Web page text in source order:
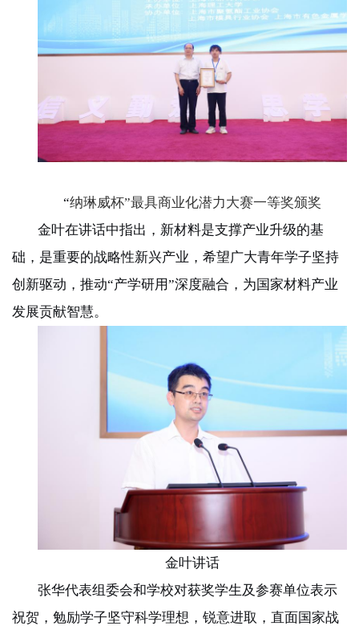
“纳琳威杯”最具商业化潜力大赛一等奖颁奖
金叶在讲话中指出，新材料是支撑产业升级的基
础，是重要的战略性新兴产业，希望广大青年学子坚持
创新驱动，推动“产学研用”深度融合，为国家材料产业
发展贡献智慧。
金叶讲话
张华代表组委会和学校对获奖学生及参赛单位表示
祝贺，勉励学子坚守科学理想，锐意进取，直面国家战